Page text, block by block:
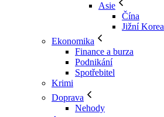
Asie
Čína
Jižní Korea
Ekonomika
Finance a burza
Podnikání
Spotřebitel
Krimi
Doprava
Nehody